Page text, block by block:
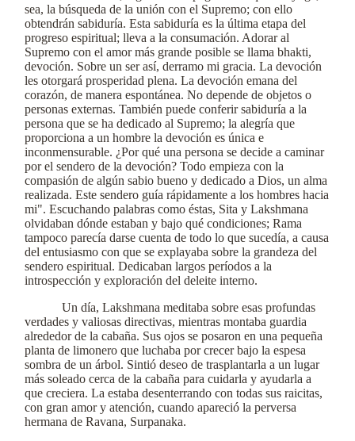
sea, la búsqueda de la unión con el Supremo; con ello
obtendrán sabiduría. Esta sabiduría es la última etapa del
progreso espiritual; lleva a la consumación. Adorar al
Supremo con el amor más grande posible se llama bhakti,
devoción. Sobre un ser así, derramo mi gracia. La devoción
les otorgará prosperidad plena. La devoción emana del
corazón, de manera espontánea. No depende de objetos o
personas externas. También puede conferir sabiduría a la
persona que se ha dedicado al Supremo; la alegría que
proporciona a un hombre la devoción es única e
inconmensurable. ¿Por qué una persona se decide a caminar
por el sendero de la devoción? Todo empieza con la
compasión de algún sabio bueno y dedicado a Dios, un alma
realizada. Este sendero guía rápidamente a los hombres hacia
mi". Escuchando palabras como éstas, Sita y Lakshmana
olvidaban dónde estaban y bajo qué condiciones; Rama
tampoco parecía darse cuenta de todo lo que sucedía, a causa
del entusiasmo con que se explayaba sobre la grandeza del
sendero espiritual. Dedicaban largos períodos a la
introspección y exploración del deleite interno.
Un día, Lakshmana meditaba sobre esas profundas
verdades y valiosas directivas, mientras montaba guardia
alrededor de la cabaña. Sus ojos se posaron en una pequeña
planta de limonero que luchaba por crecer bajo la espesa
sombra de un árbol. Sintió deseo de trasplantarla a un lugar
más soleado cerca de la cabaña para cuidarla y ayudarla a
que creciera. La estaba desenterrando con todas sus raicitas,
con gran amor y atención, cuando apareció la perversa
hermana de Ravana, Surpanaka.